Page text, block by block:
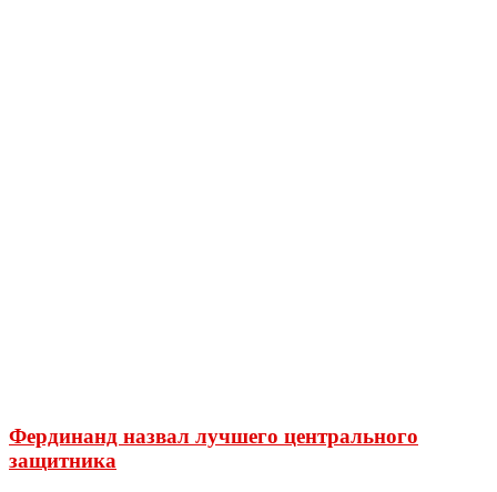
Фердинанд назвал лучшего центрального
защитника